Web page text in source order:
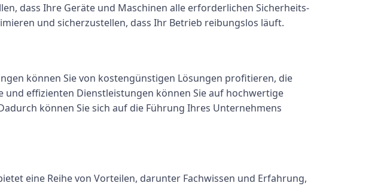
dass Ihre Geräte und Maschinen alle erforderlichen Sicherheits-
und sicherzustellen, dass Ihr Betrieb reibungslos läuft.
können Sie von kostengünstigen Lösungen profitieren, die
effizienten Dienstleistungen können Sie auf hochwertige
können Sie sich auf die Führung Ihres Unternehmens
eine Reihe von Vorteilen, darunter Fachwissen und Erfahrung,